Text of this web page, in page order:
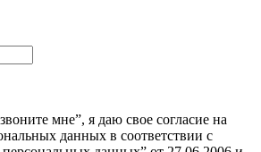
мне”, я даю свое согласие на
данных в соответствии с